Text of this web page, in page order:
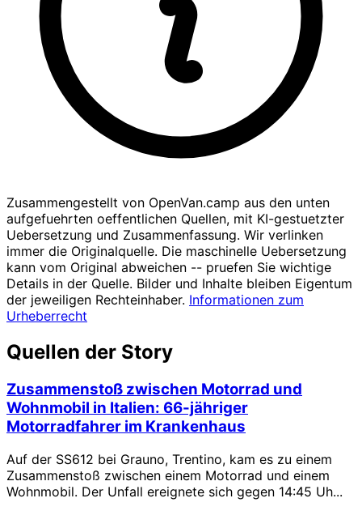
Zusammengestellt von OpenVan.camp aus den unten
aufgefuehrten oeffentlichen Quellen, mit KI-gestuetzter
Uebersetzung und Zusammenfassung. Wir verlinken
immer die Originalquelle. Die maschinelle Uebersetzung
kann vom Original abweichen -- pruefen Sie wichtige
Details in der Quelle. Bilder und Inhalte bleiben Eigentum
der jeweiligen Rechteinhaber. Informationen zum
Urheberrecht
Quellen der Story
Zusammenstoß zwischen Motorrad und
Wohnmobil in Italien: 66-jähriger
Motorradfahrer im Krankenhaus
Auf der SS612 bei Grauno, Trentino, kam es zu einem
Zusammenstoß zwischen einem Motorrad und einem
Wohnmobil. Der Unfall ereignete sich gegen 14:45 Uh...